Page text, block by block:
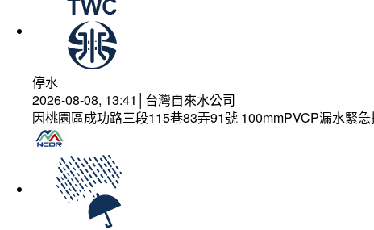
停水
2026-08-08, 13:41│台灣自來水公司
因桃園區成功路三段115巷83弄91號 100mmPVCP漏水緊